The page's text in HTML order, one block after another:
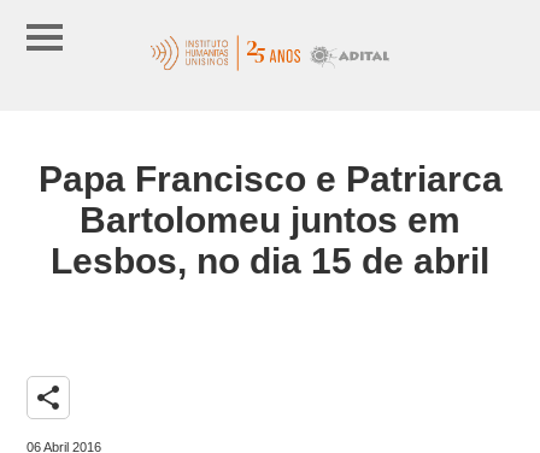
Papa Francisco e Patriarca
Bartolomeu juntos em
Lesbos, no dia 15 de abril
share
06 Abril 2016